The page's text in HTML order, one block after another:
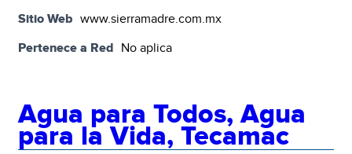
Sitio Web www.sierramadre.com.mx
Pertenece a Red No aplica
Agua para Todos, Agua
para la Vida, Tecamac